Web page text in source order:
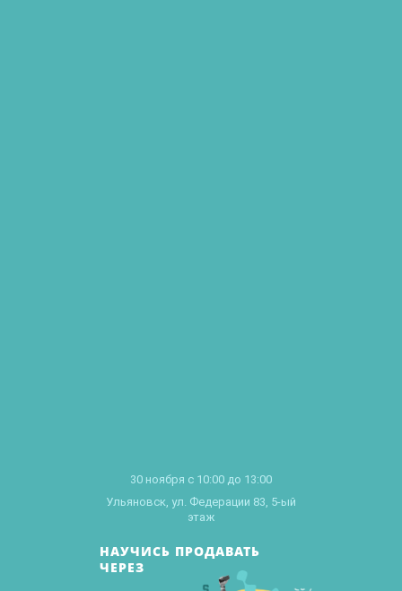
Ульяновск, ул. Федерации 83, 5-ый
этаж
НАУЧИСЬ ПРОДАВАТЬ
ЧЕРЕЗ
30 ноября с 10:00 до 13:00